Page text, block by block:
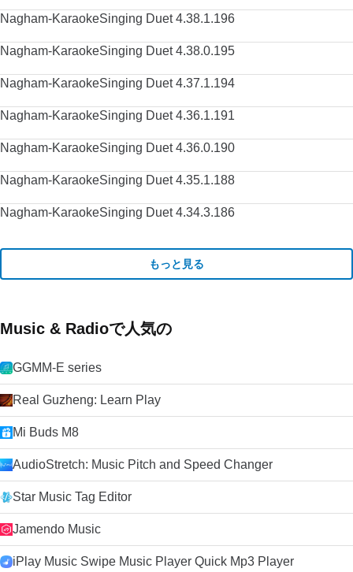
Nagham-KaraokeSinging Duet 4.38.1.196
Nagham-KaraokeSinging Duet 4.38.0.195
Nagham-KaraokeSinging Duet 4.37.1.194
Nagham-KaraokeSinging Duet 4.36.1.191
Nagham-KaraokeSinging Duet 4.36.0.190
Nagham-KaraokeSinging Duet 4.35.1.188
Nagham-KaraokeSinging Duet 4.34.3.186
もっと見る
Music & Radioで人気の
GGMM-E series
Real Guzheng: Learn Play
Mi Buds M8
AudioStretch: Music Pitch and Speed Changer
Star Music Tag Editor
Jamendo Music
iPlay Music Swipe Music Player Quick Mp3 Player